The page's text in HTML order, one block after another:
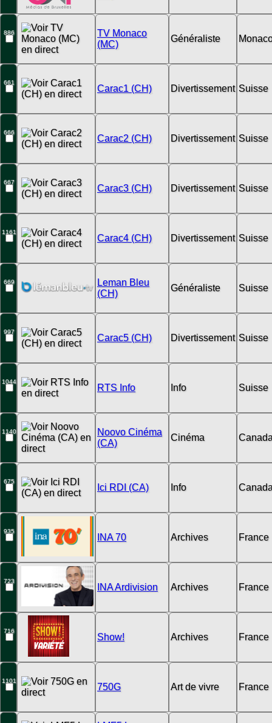
886
TV Monaco
(MC)
Généraliste
661
Carac1 (CH) Divertissement Suisse
666
Carac2 (CH) Divertissement Suisse
667
Carac3 (CH) Divertissement Suisse
1161
Carac4 (CH) Divertissement Suisse
669
Leman Bleu
(CH)
Généraliste Suisse
997
Carac5 (CH) Divertissement Suisse
1044
RTS Info Info Suisse
1140
Noovo Cinéma
(CA)
Cinéma
675
Ici RDI (CA) Info
935
INA 70 Archives France
723
INA Ardivision Archives France
716
Show! Archives France
1101
750G Art de vivre France